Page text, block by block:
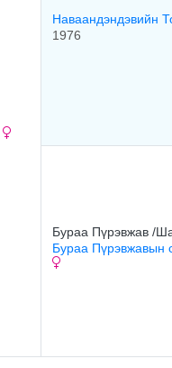
Наваандэндэвийн
1976
Бураа Пүрэвжав /
Бураа Пүрэвжавын